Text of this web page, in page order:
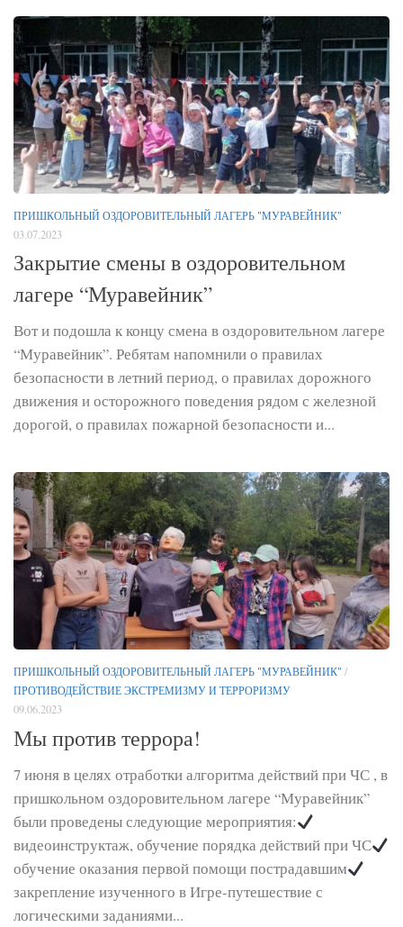
ПРИШКОЛЬНЫЙ ОЗДОРОВИТЕЛЬНЫЙ ЛАГЕРЬ "МУРАВЕЙНИК"
03.07.2023
Закрытие смены в оздоровительном
лагере “Муравейник”
Вот и подошла к концу смена в оздоровительном лагере
“Муравейник”. Ребятам напомнили о правилах
безопасности в летний период, о правилах дорожного
движения и осторожного поведения рядом с железной
дорогой, о правилах пожарной безопасности и...
ПРИШКОЛЬНЫЙ ОЗДОРОВИТЕЛЬНЫЙ ЛАГЕРЬ "МУРАВЕЙНИК" /
ПРОТИВОДЕЙСТВИЕ ЭКСТРЕМИЗМУ И ТЕРРОРИЗМУ
09.06.2023
Мы против террора!
7 июня в целях отработки алгоритма действий при ЧС , в
пришкольном оздоровительном лагере “Муравейник”
были проведены следующие мероприятия:
видеоинструктаж, обучение порядка действий при ЧС
обучение оказания первой помощи пострадавшим
закрепление изученного в Игре-путешествие с
логическими заданиями...